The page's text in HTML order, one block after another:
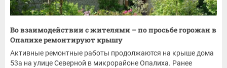
Во взаимодействии с жителями – по просьбе горожан в
Опалихе ремонтируют крышу
Активные ремонтные работы продолжаются на крыше дома
53а на улице Северной в микрорайоне Опалиха. Ранее